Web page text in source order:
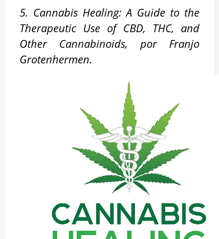
5. Cannabis Healing: A Guide to the
Therapeutic Use of CBD, THC, and
Other Cannabinoids, por Franjo
Grotenhermen.